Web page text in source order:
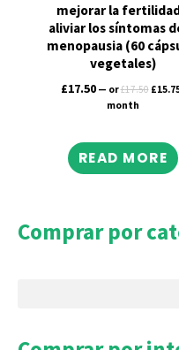
Comprar por
mejorar la
aliviar los síntomas
menopausia (60
vegetales)
£17.50 — or£17.50 £
month
READ MORE